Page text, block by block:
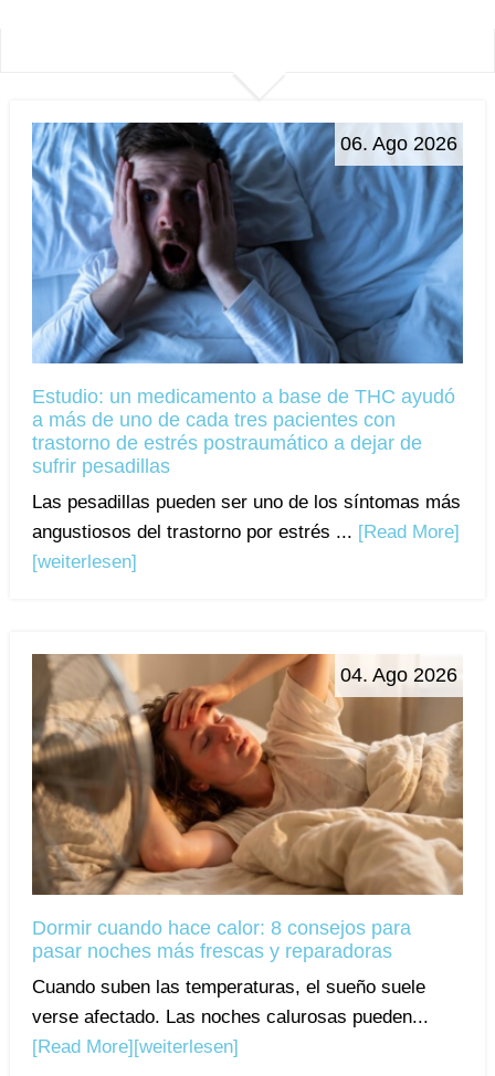
06. Ago 2026
Estudio: un medicamento a base de THC ayudó
a más de uno de cada tres pacientes con
trastorno de estrés postraumático a dejar de
sufrir pesadillas
Las pesadillas pueden ser uno de los síntomas más
angustiosos del trastorno por estrés ... [Read More]
[weiterlesen]
04. Ago 2026
Dormir cuando hace calor: 8 consejos para
pasar noches más frescas y reparadoras
Cuando suben las temperaturas, el sueño suele
verse afectado. Las noches calurosas pueden...
[Read More] [weiterlesen]